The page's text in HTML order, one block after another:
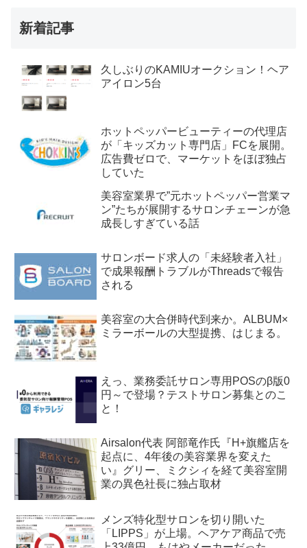
新着記事
久しぶりのKAMIUオークション！ヘア
アイロン5台
ホットペッパービューティーの代理店
が「キッズカット専門店」FCを展開。
広告費ゼロで、マーケットをほぼ独占
していた
美容室業界で”元ホットペッパー営業マ
ン”たちが展開するサロンチェーンが急
成長しすぎている話
サロンボード求人の「未経験者入社」
で成果報酬トラブルがThreadsで報告
される
美容室の大合併時代到来か。ALBUM×
ミラーボールの大型提携、はじまる。
えっ、業務委託サロン専用POSのβ版0
円～で登場？テストサロン募集とのこ
と！
Airsalon代表 阿部竜作氏『H+旗艦店を
起点に、4年後の美容業界を変えた
い』グリー、ミクシィを経て美容室開
業の異色社長に独占取材
メンズ特化型サロンを切り開いた
「LIPPS」が上場。ヘアケア商品で売